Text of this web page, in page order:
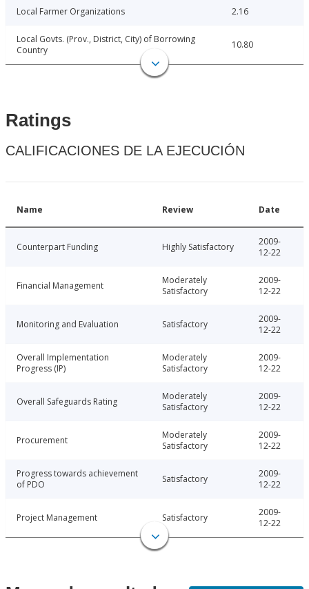
Local Farmer Organizations 2.16
Local Govts. (Prov., District, City) of Borrowing
Country
10.80
Ratings
CALIFICACIONES DE LA EJECUCIÓN
Name Review Date
Counterpart Funding Highly Satisfactory
2009-
12-22
Financial Management
Moderately
Satisfactory
2009-
12-22
Monitoring and Evaluation Satisfactory
2009-
12-22
Overall Implementation
Progress (IP)
Moderately
Satisfactory
2009-
12-22
Overall Safeguards Rating
Moderately
Satisfactory
2009-
12-22
Procurement
Moderately
Satisfactory
2009-
12-22
Progress towards achievement
of PDO
Satisfactory
2009-
12-22
Project Management Satisfactory
2009-
12-22